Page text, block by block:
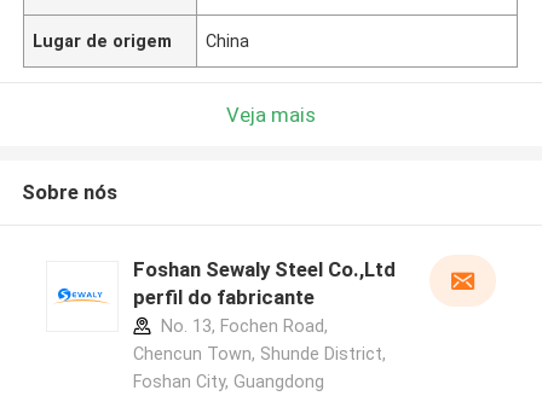
Lugar de origem China
Veja mais
Sobre nós
Foshan Sewaly Steel Co.,Ltd
perfil do fabricante
No. 13, Fochen Road,
Chencun Town, Shunde District,
Foshan City, Guangdong